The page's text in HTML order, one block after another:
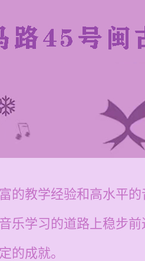
的教学经验和高水平
乐学习的道路上稳步
的成就。